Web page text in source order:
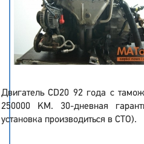
Двигатель CD20 92 года с
250000 KM. 30-дневная
установка производиться в СТО).